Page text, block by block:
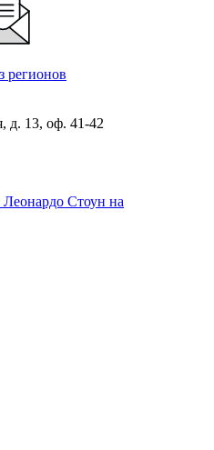
регионов
д. 13, оф. 41-42